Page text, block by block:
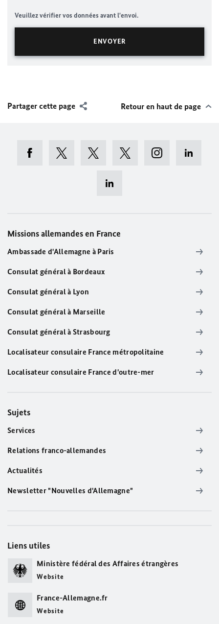
Veuillez vérifier vos données avant l'envoi.
Partager cette page Retour en haut de page
Missions allemandes en France
Ambassade d'Allemagne à Paris
Consulat général à Bordeaux
Consulat général à Lyon
Consulat général à Marseille
Consulat général à Strasbourg
Localisateur consulaire France métropolitaine
Localisateur consulaire France d'outre-mer
Sujets
Services
Relations franco-allemandes
Actualités
Newsletter "Nouvelles d'Allemagne"
Liens utiles
Ministère fédéral des Affaires étrangères
Website
France-Allemagne.fr
Website